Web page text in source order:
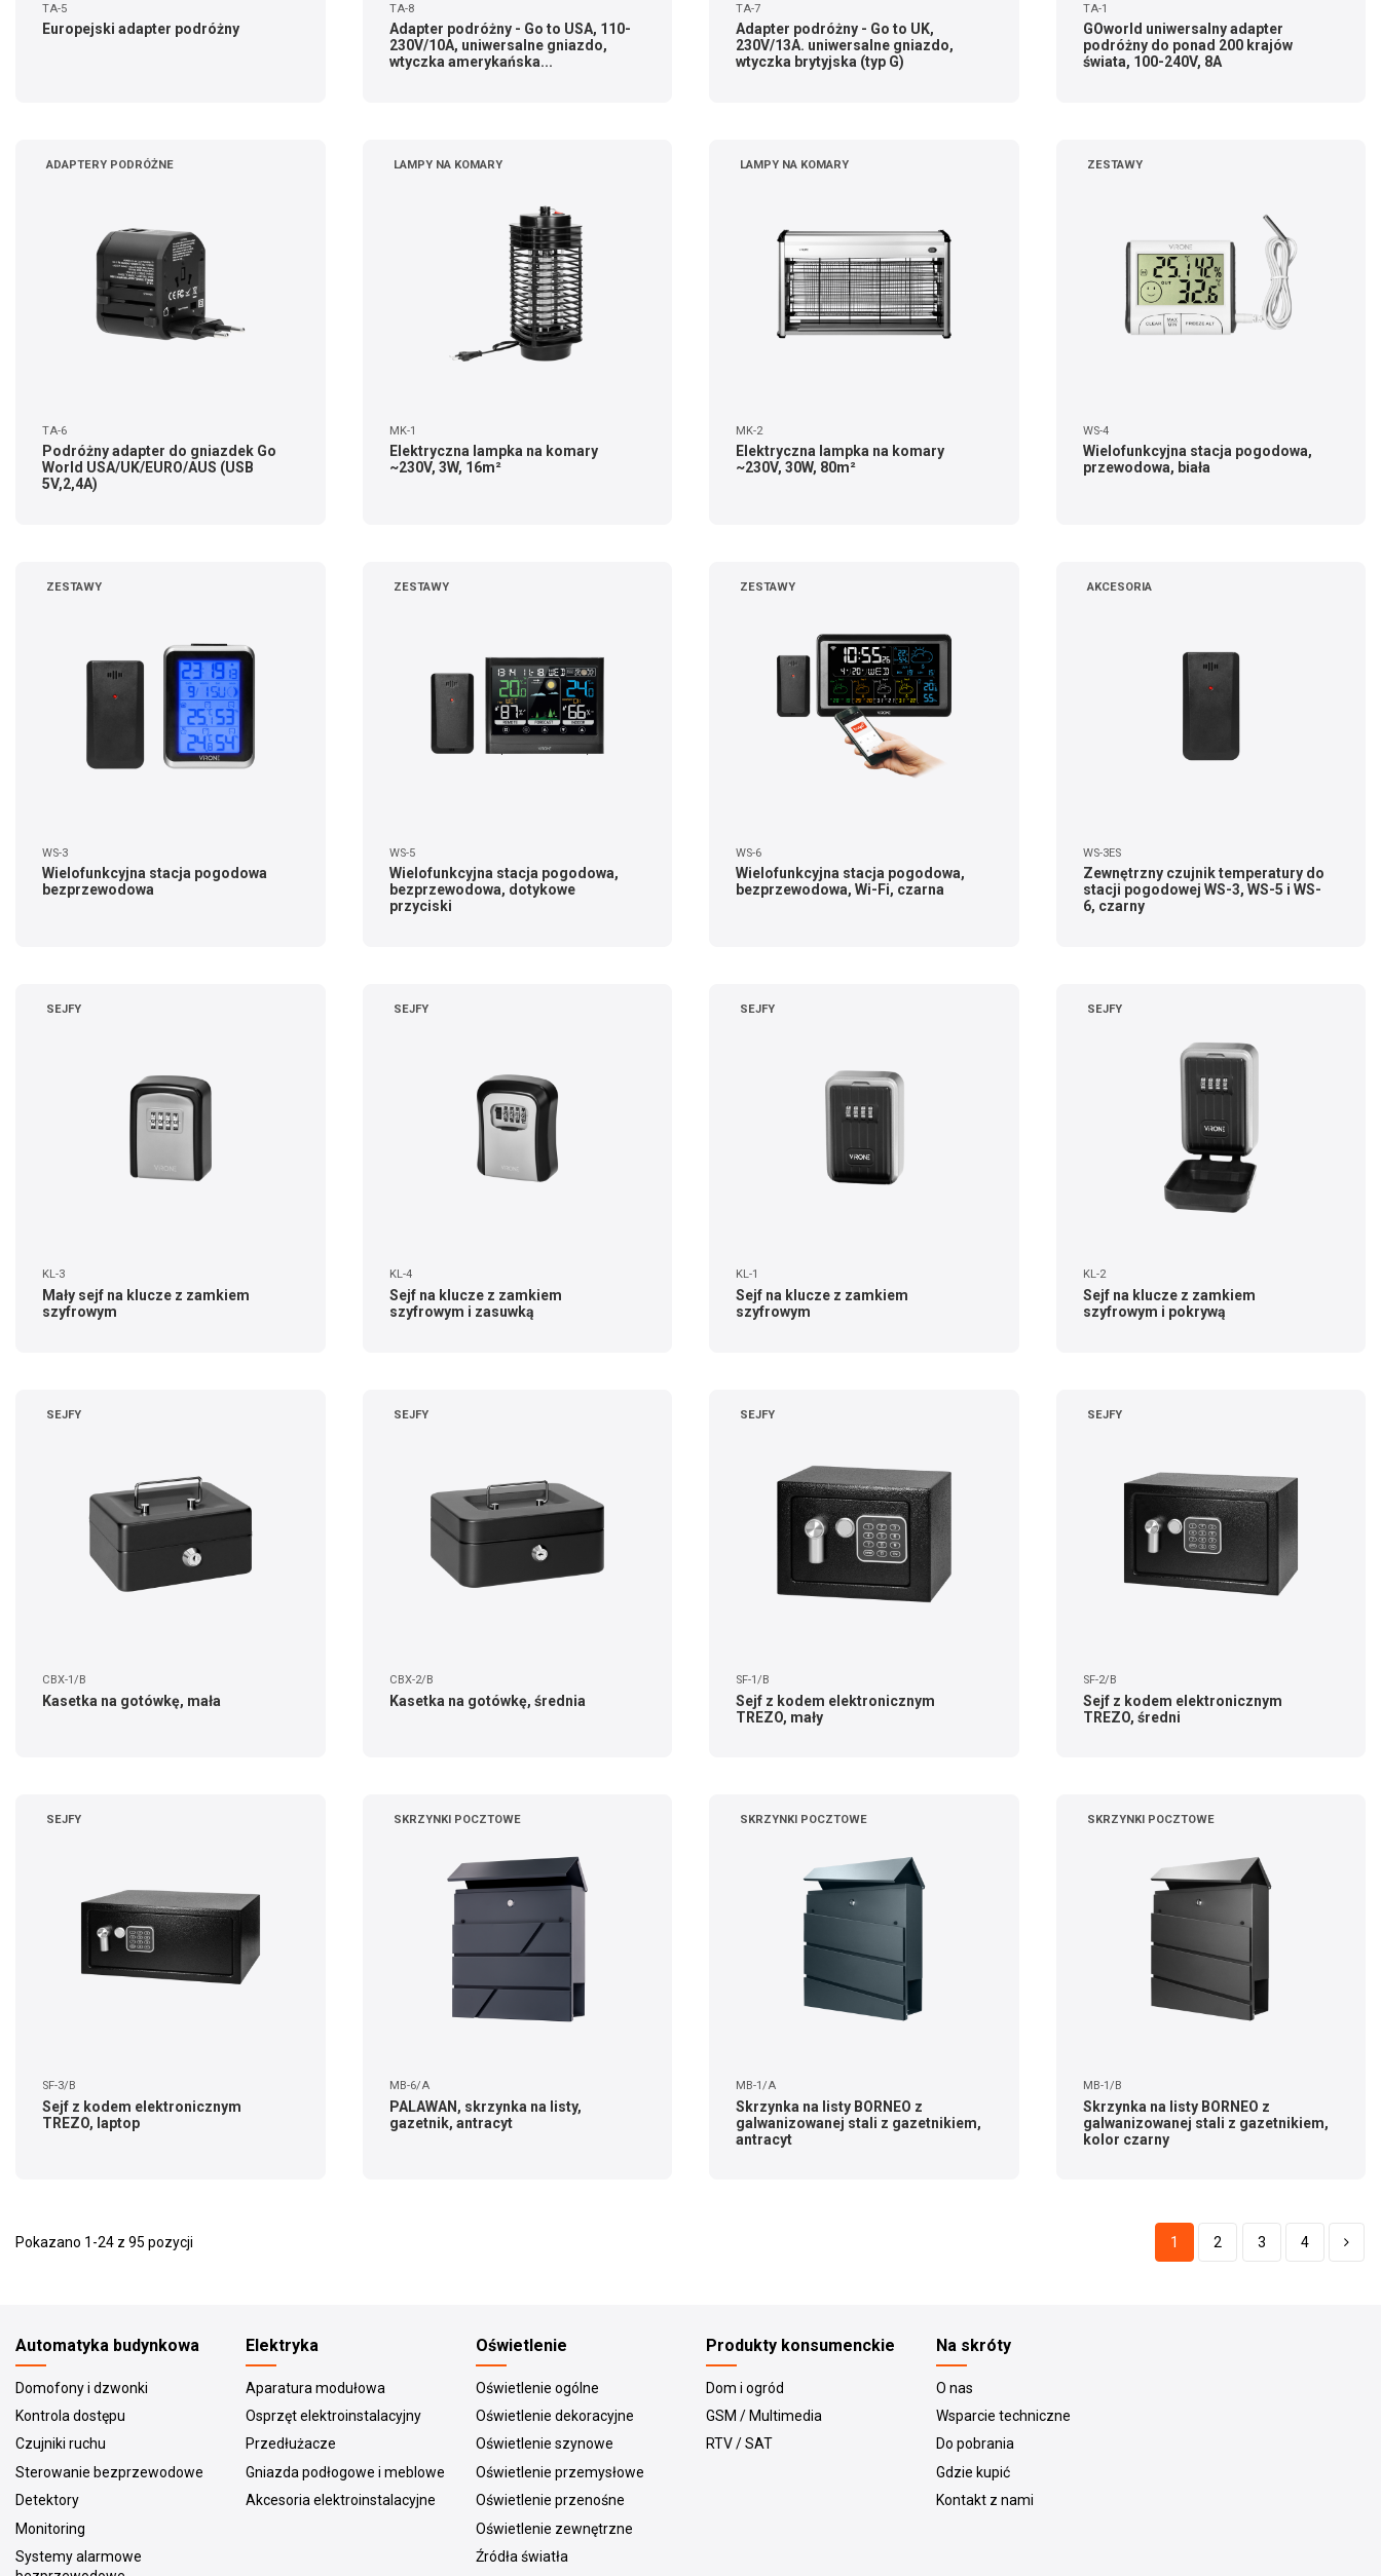
TA-5
Europejski adapter podróżny
TA-8
Adapter podróżny - Go to USA, 110-
230V/10A, uniwersalne gniazdo,
wtyczka amerykańska...
TA-7
Adapter podróżny - Go to UK,
230V/13A. uniwersalne gniazdo,
wtyczka brytyjska (typ G)
TA-1
GOworld uniwersalny adapter
podróżny do ponad 200 krajów
świata, 100-240V, 8A
ADAPTERY PODRÓŻNE
TA-6
Podróżny adapter do gniazdek Go
World USA/UK/EURO/AUS (USB
5V,2,4A)
LAMPY NA KOMARY
MK-1
Elektryczna lampka na komary
~230V, 3W, 16m²
LAMPY NA KOMARY
MK-2
Elektryczna lampka na komary
~230V, 30W, 80m²
ZESTAWY
WS-4
Wielofunkcyjna stacja pogodowa,
przewodowa, biała
ZESTAWY
WS-3
Wielofunkcyjna stacja pogodowa
bezprzewodowa
ZESTAWY
WS-5
Wielofunkcyjna stacja pogodowa,
bezprzewodowa, dotykowe
przyciski
ZESTAWY
WS-6
Wielofunkcyjna stacja pogodowa,
bezprzewodowa, Wi-Fi, czarna
AKCESORIA
WS-3ES
Zewnętrzny czujnik temperatury do
stacji pogodowej WS-3, WS-5 i WS-
6, czarny
SEJFY
KL-3
Mały sejf na klucze z zamkiem
szyfrowym
SEJFY
KL-4
Sejf na klucze z zamkiem
szyfrowym i zasuwką
SEJFY
KL-1
Sejf na klucze z zamkiem
szyfrowym
SEJFY
KL-2
Sejf na klucze z zamkiem
szyfrowym i pokrywą
SEJFY
CBX-1/B
Kasetka na gotówkę, mała
SEJFY
CBX-2/B
Kasetka na gotówkę, średnia
SEJFY
SF-1/B
Sejf z kodem elektronicznym
TREZO, mały
SEJFY
SF-2/B
Sejf z kodem elektronicznym
TREZO, średni
SEJFY
SF-3/B
Sejf z kodem elektronicznym
TREZO, laptop
SKRZYNKI POCZTOWE
MB-6/A
PALAWAN, skrzynka na listy,
gazetnik, antracyt
SKRZYNKI POCZTOWE
MB-1/A
Skrzynka na listy BORNEO z
galwanizowanej stali z gazetnikiem,
antracyt
SKRZYNKI POCZTOWE
MB-1/B
Skrzynka na listy BORNEO z
galwanizowanej stali z gazetnikiem,
kolor czarny
Pokazano 1-24 z 95 pozycji 1 2 3 4
Automatyka budynkowa
Domofony i dzwonki
Kontrola dostępu
Czujniki ruchu
Sterowanie bezprzewodowe
Detektory
Monitoring
Systemy alarmowe
Elektryka
Aparatura modułowa
Osprzęt elektroinstalacyjny
Przedłużacze
Gniazda podłogowe i meblowe
Akcesoria elektroinstalacyjne
Oświetlenie
Oświetlenie ogólne
Oświetlenie dekoracyjne
Oświetlenie szynowe
Oświetlenie przemysłowe
Oświetlenie przenośne
Oświetlenie zewnętrzne
Źródła światła
Produkty konsumenckie
Dom i ogród
GSM / Multimedia
RTV / SAT
Na skróty
O nas
Wsparcie techniczne
Do pobrania
Gdzie kupić
Kontakt z nami